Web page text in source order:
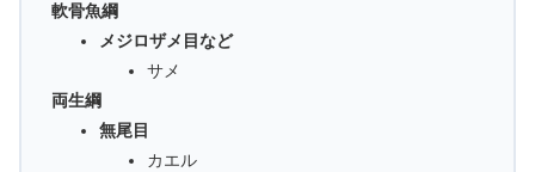
軟骨魚綱
メジロザメ目など
サメ
両生綱
無尾目
カエル